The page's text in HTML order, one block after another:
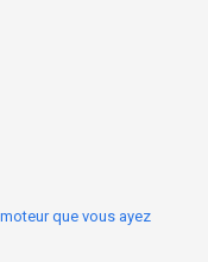
que vous ayez